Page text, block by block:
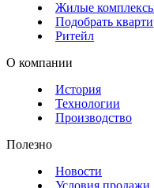
Жилые
Подобрать
Ритейл
О компании
История
Технологии
Производство
Полезно
Новости